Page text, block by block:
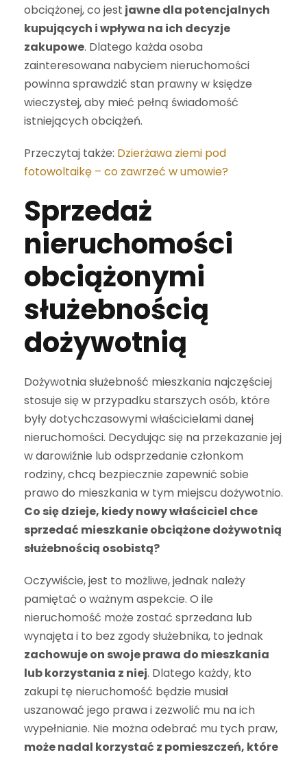
obciążonej, co jest jawne dla potencjalnych
kupujących i wpływa na ich decyzje
zakupowe. Dlatego każda osoba
zainteresowana nabyciem nieruchomości
powinna sprawdzić stan prawny w księdze
wieczystej, aby mieć pełną świadomość
istniejących obciążeń.
Przeczytaj także: Dzierżawa ziemi pod
fotowoltaikę – co zawrzeć w umowie?
Sprzedaż
nieruchomości
obciążonymi
służebnością
dożywotnią
Dożywotnia służebność mieszkania najczęściej
stosuje się w przypadku starszych osób, które
były dotychczasowymi właścicielami danej
nieruchomości. Decydując się na przekazanie jej
w darowiźnie lub odsprzedanie członkom
rodziny, chcą bezpiecznie zapewnić sobie
prawo do mieszkania w tym miejscu dożywotnio.
Co się dzieje, kiedy nowy właściciel chce
sprzedać mieszkanie obciążone dożywotnią
służebnością osobistą?
Oczywiście, jest to możliwe, jednak należy
pamiętać o ważnym aspekcie. O ile
nieruchomość może zostać sprzedana lub
wynajęta i to bez zgody służebnika, to jednak
zachowuje on swoje prawa do mieszkania
lub korzystania z niej. Dlatego każdy, kto
zakupi tę nieruchomość będzie musiał
uszanować jego prawa i zezwolić mu na ich
wypełnianie. Nie można odebrać mu tych praw,
może nadal korzystać z pomieszczeń, które